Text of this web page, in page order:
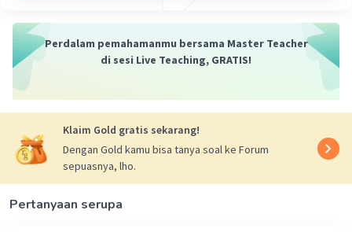
Perdalam pemahamanmu bersama Master Teacher
di sesi Live Teaching, GRATIS!
Klaim Gold gratis sekarang!
Dengan Gold kamu bisa tanya soal ke Forum
sepuasnya, lho.
Pertanyaan serupa